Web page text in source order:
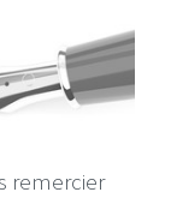
remercier